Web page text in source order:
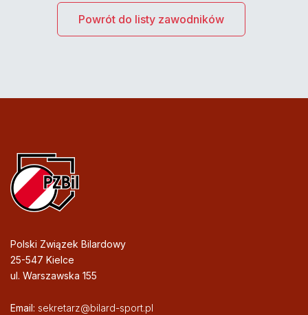
Powrót do listy zawodników
Polski Związek Bilardowy
25-547 Kielce
ul. Warszawska 155
Email: sekretarz@bilard-sport.pl